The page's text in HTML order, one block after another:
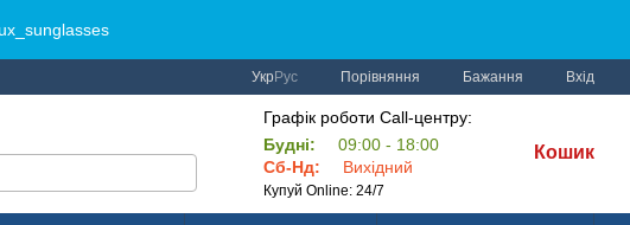
УкрРус Порівняння Бажання Вхід
Графік роботи Call-центру:
Будні:
09:00 - 18:00
Сб-Нд:
Вихідний
Купуй Online: 24/7
Кошик